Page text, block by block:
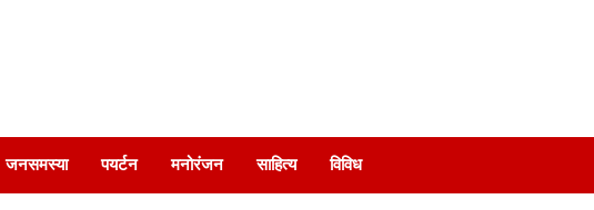
जनसमस्या पयर्टन मनोरंजन साहित्य विविध